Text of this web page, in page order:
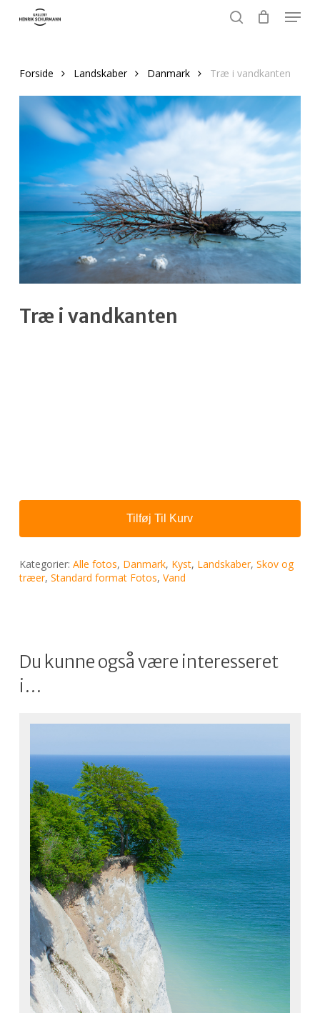
Menu
Forside Landskaber Danmark Træ i vandkanten
Træ i vandkanten
Tilføj Til Kurv
Kategorier: Alle fotos, Danmark, Kyst, Landskaber, Skov og
træer, Standard format Fotos, Vand
Du kunne også være interesseret
i…